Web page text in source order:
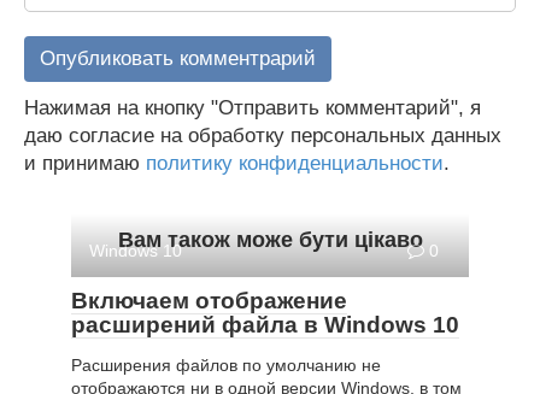
Нажимая на кнопку "Отправить комментарий", я
даю согласие на обработку персональных данных
и принимаю политику конфиденциальности.
Вам також може бути цікаво
Windows 10 0
Включаем отображение
расширений файла в Windows 10
Расширения файлов по умолчанию не
отображаются ни в одной версии Windows, в том